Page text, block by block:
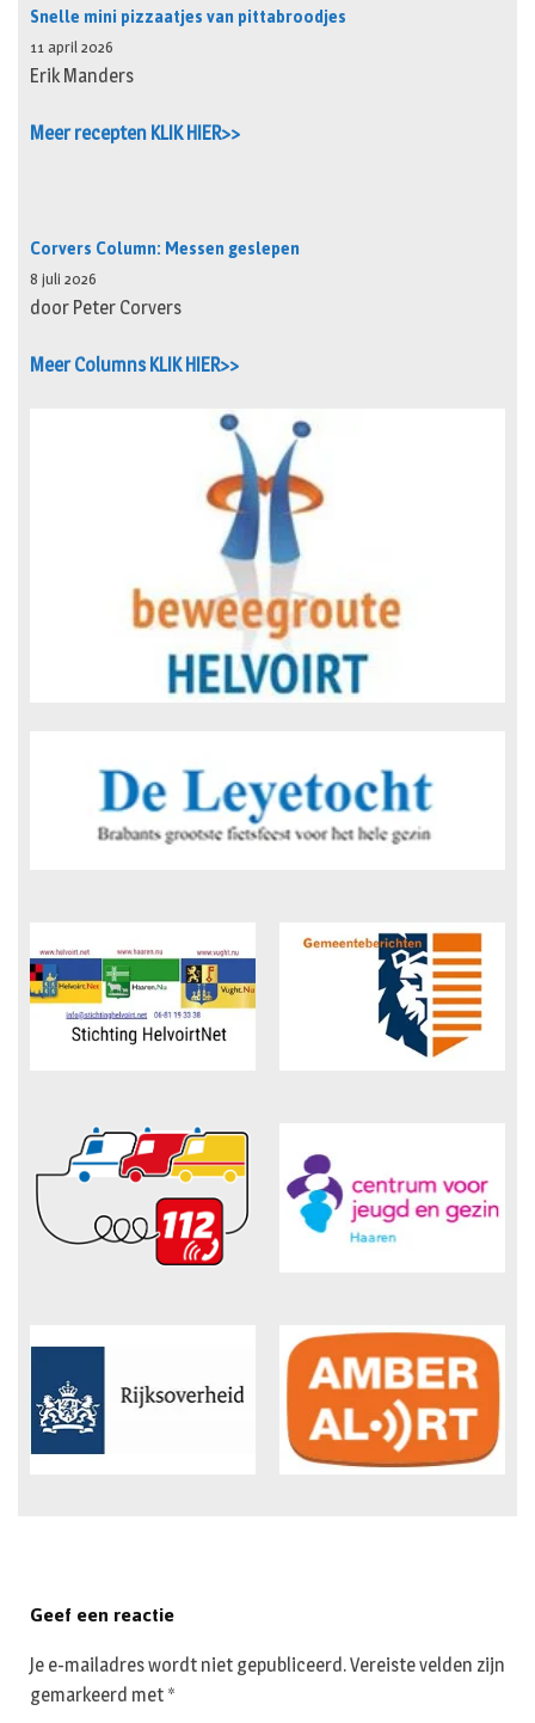
Snelle mini pizzaatjes van pittabroodjes
11 april 2026
Erik Manders
Meer recepten KLIK HIER>>
Corvers Column: Messen geslepen
8 juli 2026
door Peter Corvers
Meer Columns KLIK HIER>>
Geef een reactie
Je e-mailadres wordt niet gepubliceerd.Vereiste velden zijn
gemarkeerd met *